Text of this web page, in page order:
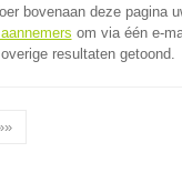
bovenaan deze pagina
om via één e-
resultaten getoond.